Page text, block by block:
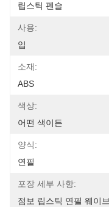
립스틱 펜슬
사용:
입
소재:
ABS
색상:
어떤 색이든
양식:
연필
포장 세부 사항:
점보 립스틱 연필 웨이